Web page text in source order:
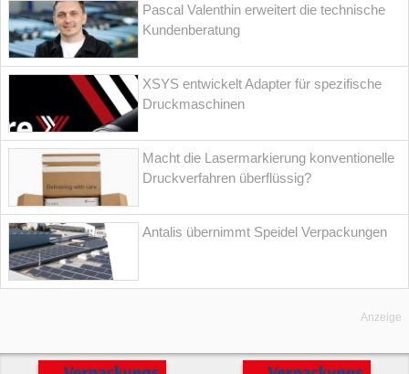
Pascal Valenthin erweitert die technische
Kundenberatung
XSYS entwickelt Adapter für spezifische
Druckmaschinen
Macht die Lasermarkierung konventionelle
Druckverfahren überflüssig?
Antalis übernimmt Speidel Verpackungen
Anzeige